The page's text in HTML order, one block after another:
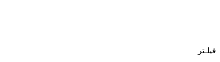
فیلـتر